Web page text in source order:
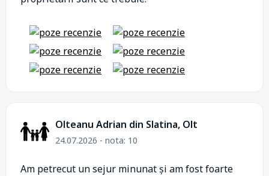
Olteanu Adrian din Slatina, Olt
24.07.2026 - nota: 10
Am petrecut un sejur minunat și am fost foarte